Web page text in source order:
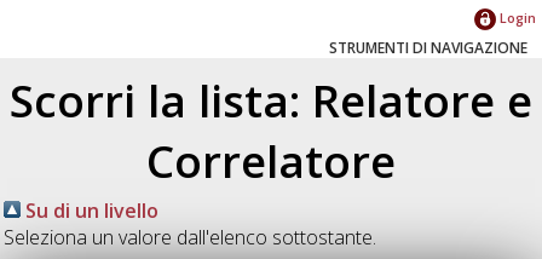
Login
STRUMENTI DI NAVIGAZIONE
Scorri la lista: Relatore e
Correlatore
Su di un livello
Seleziona un valore dall'elenco sottostante.